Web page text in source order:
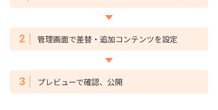
管理画面で差替・追加コンテンツを設定
プレビューで確認、公開